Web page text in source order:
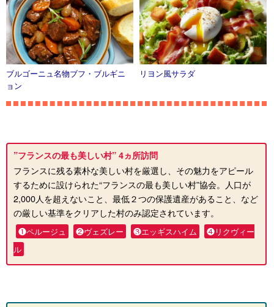
ブルゴーニュ名物ブフ・ブルギニ
ョン
リヨン風サラダ
”フランスの最も美しい村” 4ヵ所訪問
フランスに残る素朴な美しい村を厳選し、その魅力をアピール
するために設けられた“フランスの最も美しい村”協会。人口が
2,000人を超えないこと、最低２つの保護遺産があること、など
の厳しい基準をクリアした村のみ認定されています。
❶ペルージュ ❷ヴェズレー ❸エッギスハイム
❹リクヴィー
ル